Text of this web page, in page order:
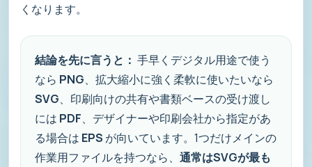
くなります。
結論を先に言うと： 手早くデジタル用途で使う
なら PNG、拡大縮小に強く柔軟に使いたいなら
SVG、印刷向けの共有や書類ベースの受け渡し
には PDF、デザイナーや印刷会社から指定があ
る場合は EPS が向いています。1つだけメインの
作業用ファイルを持つなら、 通常はSVGが最も